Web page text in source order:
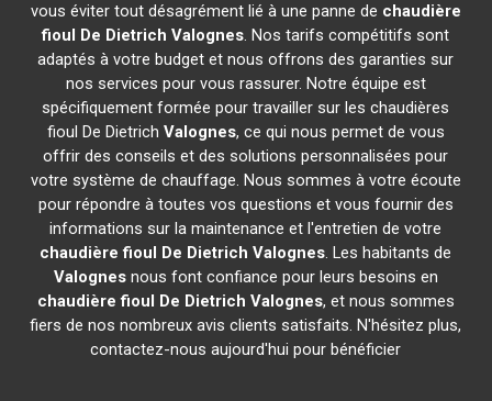
vous éviter tout désagrément lié à une panne de chaudière
fioul De Dietrich Valognes. Nos tarifs compétitifs sont
adaptés à votre budget et nous offrons des garanties sur
nos services pour vous rassurer. Notre équipe est
spécifiquement formée pour travailler sur les chaudières
fioul De Dietrich Valognes, ce qui nous permet de vous
offrir des conseils et des solutions personnalisées pour
votre système de chauffage. Nous sommes à votre écoute
pour répondre à toutes vos questions et vous fournir des
informations sur la maintenance et l'entretien de votre
chaudière fioul De Dietrich Valognes. Les habitants de
Valognesnous font confiance pour leurs besoins en
chaudière fioul De Dietrich Valognes, et nous sommes
fiers de nos nombreux avis clients satisfaits. N'hésitez plus,
contactez-nous aujourd'hui pour bénéficier